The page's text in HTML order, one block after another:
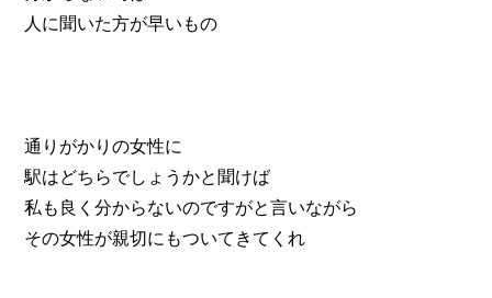
人に聞いた方が早いもの
通りがかりの女性に
駅はどちらでしょうかと聞けば
私も良く分からないのですがと言いながら
その女性が親切にもついてきてくれ